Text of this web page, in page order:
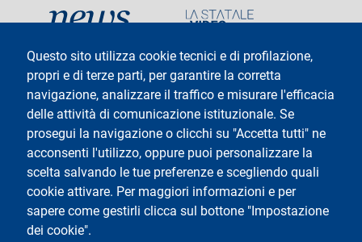
Questo sito utilizza cookie tecnici e di profilazione,
propri e di terze parti, per garantire la corretta
navigazione, analizzare il traffico e misurare l'efficacia
delle attività di comunicazione istituzionale. Se
prosegui la navigazione o clicchi su "Accetta tutti" ne
acconsenti l'utilizzo, oppure puoi personalizzare la
scelta salvando le tue preferenze e scegliendo quali
cookie attivare. Per maggiori informazioni e per
sapere come gestirli clicca sul bottone "Impostazione
dei cookie".
Testo
Università degli Studi di Milano
Via Festa del Perdono 7 - 20122 Milano
Tel: +39 02 5032 5032
InformaStudenti
Posta Elettronica Certificata
C.F. 80012650158 - P.I. 03064870151
Codice LEI
social
Logo